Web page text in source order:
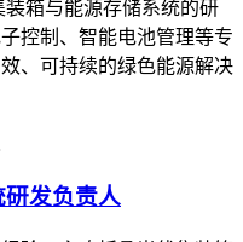
箱与能源存储系统的研
控制、智能电池管理等专
、可持续的绿色能源解决
发负责人